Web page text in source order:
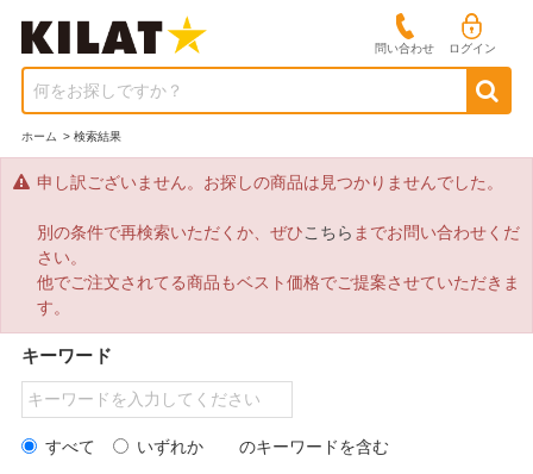
問い合わせ ログイン
何をお探しですか？
ホーム > 検索結果
申し訳ございません。お探しの商品は見つかりませんでした。
別の条件で再検索いただくか、ぜひこちら までお問い合わせくだ
さい。
他でご注文されてる商品もベスト価格でご提案させていただきま
す。
キーワード
すべて いずれか のキーワードを含む